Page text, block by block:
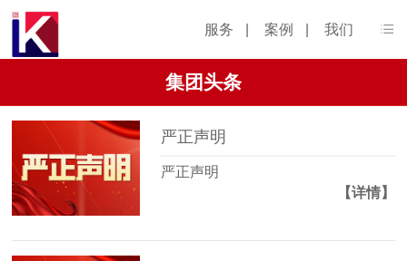
服务 案例 我们
集团头条
严正声明
严正声明
【详情】